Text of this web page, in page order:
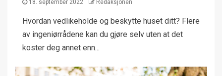
18. september 2022 Redaksjonen
Hvordan vedlikeholde og beskytte huset ditt? Flere
av ingeniørrådene kan du gjøre selv uten at det
koster deg annet enn...